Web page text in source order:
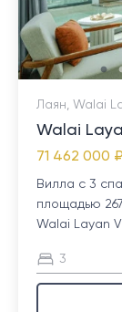
Лаян, Walai
Walai
71 462 000 ₽
Вилла с 3
площадью
Walai Layan
3